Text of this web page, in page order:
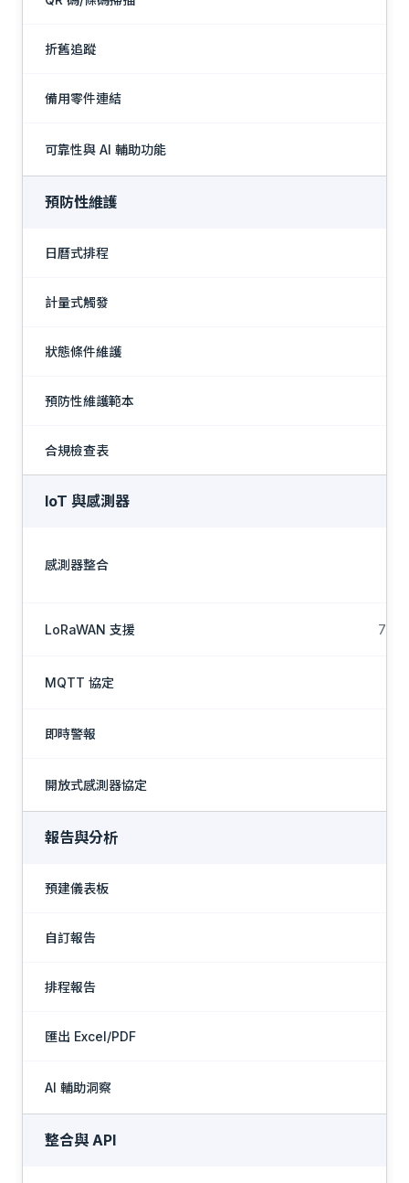
折舊追蹤
備用零件連結
可靠性與 AI 輔助功能
預防性維護
日曆式排程
計量式觸發
狀態條件維護
預防性維護範本
合規檢查表
IoT 與感測器
感測器整合
LoRaWAN 支援 7 家
MQTT 協定
即時警報
開放式感測器協定
報告與分析
預建儀表板
自訂報告
排程報告
匯出 Excel/PDF
AI 輔助洞察
整合與 API